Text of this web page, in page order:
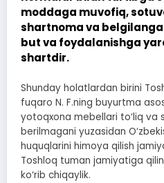
moddaga muvofiq,
shartnoma va
but va foydalanishga
shartdir.
Shunday holatlardan birini
fuqaro N. F.ning buyurtma
yotoqxona mebellari to‘liq va
berilmagani yuzasidan
huquqlarini himoya qilish
Toshloq tuman jamiyatiga
ko‘rib chiqaylik.